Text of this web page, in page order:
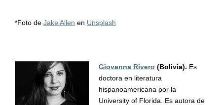
*Foto de Jake Allen en Unsplash
Giovanna Rivero (Bolivia). Es
doctora en literatura
hispanoamericana por la
University of Florida. Es autora de